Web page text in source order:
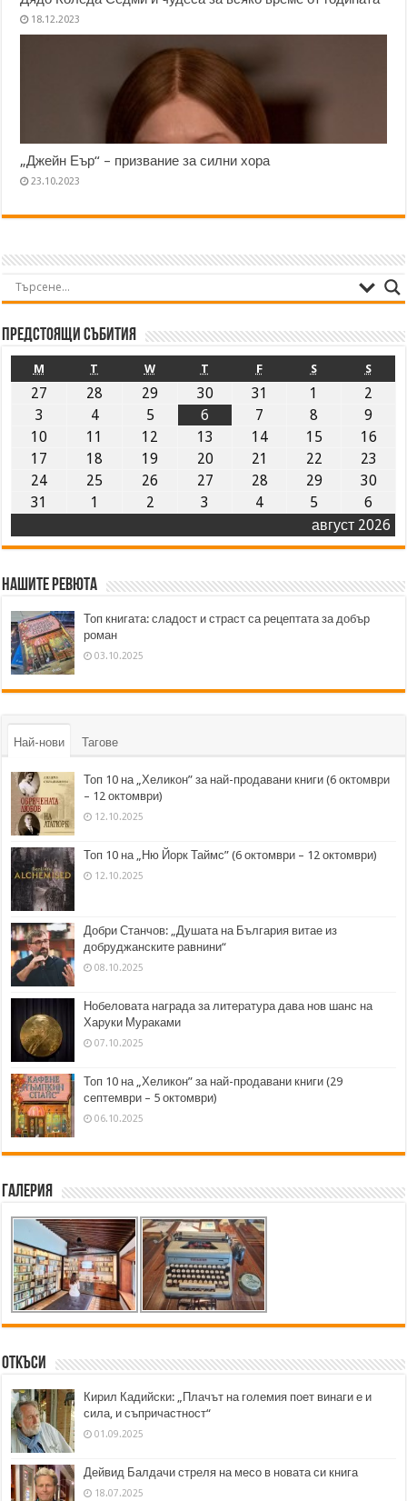
18.12.2023
„Джейн Еър“ – призвание за силни хора
23.10.2023
Предстоящи събития
август 2026
M T W T F S S
27 28 29 30 31 1
2
3
4 5 6 7 8
9
10
11 12 13 14 15
16
17
18 19 20 21 22
23
24
25 26 27 28 29
30
31
1 2 3 4 5 6
Нашите ревюта
Топ книгата: сладост и страст са рецептата за добър
роман
03.10.2025
Най-нови Тагове
Топ 10 на „Хеликон” за най-продавани книги (6 октомври
– 12 октомври)
12.10.2025
Топ 10 на „Ню Йорк Таймс” (6 октомври – 12 октомври)
12.10.2025
Добри Станчов: „Душата на България витае из
добруджанските равнини“
08.10.2025
Нобеловата награда за литература дава нов шанс на
Харуки Мураками
07.10.2025
Топ 10 на „Хеликон” за най-продавани книги (29
септември – 5 октомври)
06.10.2025
Галерия
Откъси
Кирил Кадийски: „Плачът на големия поет винаги е и
сила, и съпричастност“
01.09.2025
Дейвид Балдачи стреля на месо в новата си книга
18.07.2025